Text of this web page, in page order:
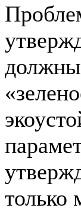
должны
только